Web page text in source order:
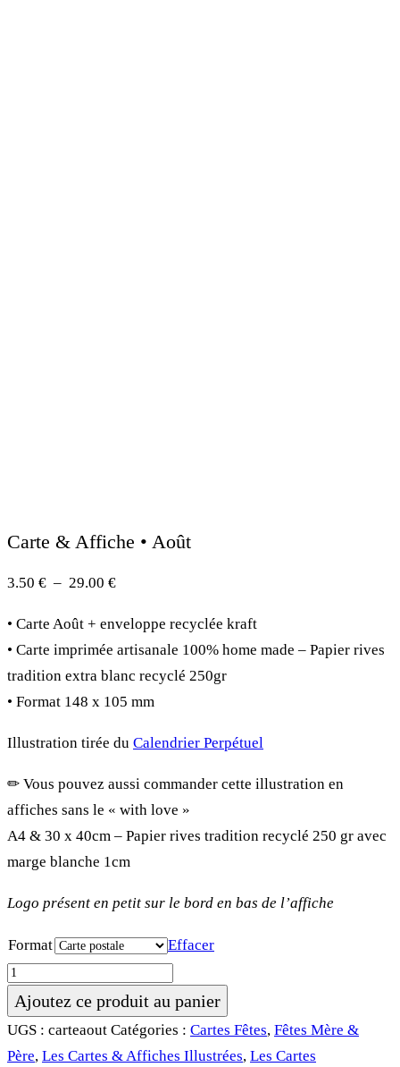
Carte & Affiche • Août
3.50 € – 29.00 €Plage
prix :
3.50 €
à
29.00 €
• Carte Août + enveloppe recyclée kraft
• Carte imprimée artisanale 100% home made – Papier rives
tradition extra blanc recyclé 250gr
• Format 148 x 105 mm
Illustration tirée du Calendrier Perpétuel
✏︎ Vous pouvez aussi commander cette illustration en
affiches sans le « with love »
A4 & 30 x 40cm – Papier rives tradition recyclé 250 gr avec
marge blanche 1cm
Logo présent en petit sur le bord en bas de l’affiche
Format
Effacer
quantité
de
Carte
&
Ajoutez ce produit au panier
UGS : carteaout Catégories : Cartes Fêtes, Fêtes Mère &
Père, Les Cartes & Affiches Illustrées, Les Cartes